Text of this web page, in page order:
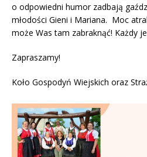
o odpowiedni humor zadbają
młodości Gieni i Mariana. Moc
może Was tam zabraknąć! Każdy
Zapraszamy!
Koło Gospodyń Wiejskich oraz